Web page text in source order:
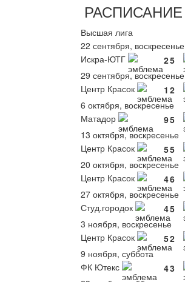
РАСПИСАНИЕ
Высшая лига
22 сентября, воскресенье
Искра-ЮТГ
25
29 сентября, воскресенье
Центр Красок
1 2
6 октября, воскресенье
Матадор
95
13 октября, воскресенье
Центр Красок
55
20 октября, воскресенье
Центр Красок
46
27 октября, воскресенье
Студ.городок
45
3 ноября, воскресенье
Центр Красок
52
9 ноября, суббота
ФК Ютекс
43